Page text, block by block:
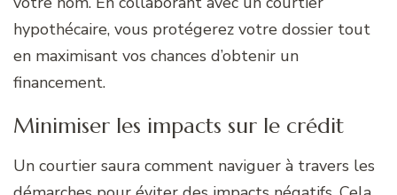
hypothécaire, vous protégerez votre dossier tout
en maximisant vos chances d’obtenir un
financement.
Minimiser les impacts sur le crédit
Un courtier saura comment naviguer à travers les